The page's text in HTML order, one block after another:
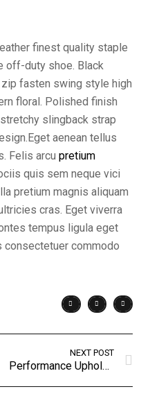
finest quality staple
off-duty shoe. Black
fasten swing style high
floral. Polished finish
slingback strap
aenean tellus
Felis arcu pretium
quis sem neque vici
pretium magnis aliquam
cras. Eget viverra
tempus ligula eget
consectetuer commodo
NEXT POST
Performance Upholstery Fabrics